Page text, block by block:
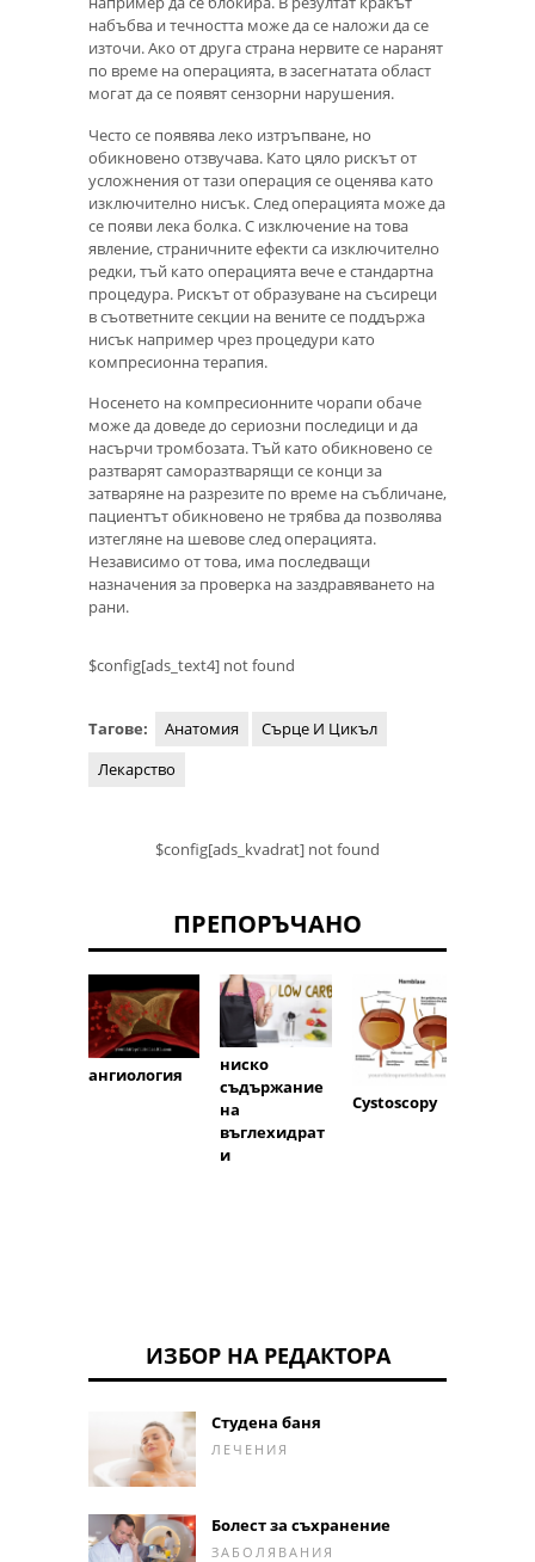
набъбва и течността може да се наложи да се
източи. Ако от друга страна нервите се наранят
по време на операцията, в засегнатата област
могат да се появят сензорни нарушения.
Често се появява леко изтръпване, но
обикновено отзвучава. Като цяло рискът от
усложнения от тази операция се оценява като
изключително нисък. След операцията може да
се появи лека болка. С изключение на това
явление, страничните ефекти са изключително
редки, тъй като операцията вече е стандартна
процедура. Рискът от образуване на съсиреци
в съответните секции на вените се поддържа
нисък например чрез процедури като
компресионна терапия.
Носенето на компресионните чорапи обаче
може да доведе до сериозни последици и да
насърчи тромбозата. Тъй като обикновено се
разтварят саморазтварящи се конци за
затваряне на разрезите по време на събличане,
пациентът обикновено не трябва да позволява
изтегляне на шевове след операцията.
Независимо от това, има последващи
назначения за проверка на заздравяването на
рани.
$config[ads_text4] not found
Тагове: Анатомия
Сърце И Цикъл
Лекарство
$config[ads_kvadrat] not found
ПРЕПОРЪЧАНО
ангиология
ниско
съдържание
на
въглехидрат
и
Cystoscopy
ИЗБОР НА РЕДАКТОРА
Студена баня
ЛЕЧЕНИЯ
Болест за съхранение
ЗАБОЛЯВАНИЯ